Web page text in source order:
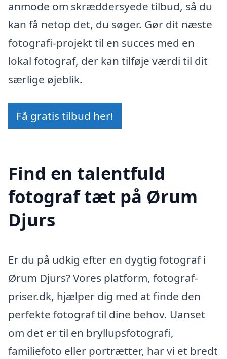
anmode om skræddersyede tilbud, så du
kan få netop det, du søger. Gør dit næste
fotografi-projekt til en succes med en
lokal fotograf, der kan tilføje værdi til dit
særlige øjeblik.
Få gratis tilbud her!
Find en talentfuld
fotograf tæt på Ørum
Djurs
Er du på udkig efter en dygtig fotograf i
Ørum Djurs? Vores platform, fotograf-
priser.dk, hjælper dig med at finde den
perfekte fotograf til dine behov. Uanset
om det er til en bryllupsfotografi,
familiefoto eller portrætter, har vi et bredt